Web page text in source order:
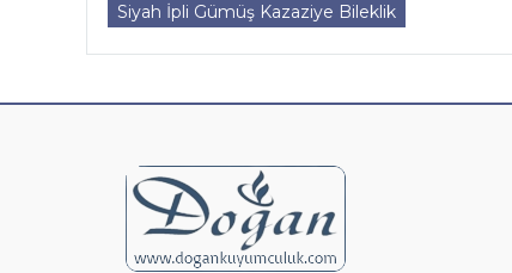
Siyah İpli Gümüş Kazaziye Bileklik